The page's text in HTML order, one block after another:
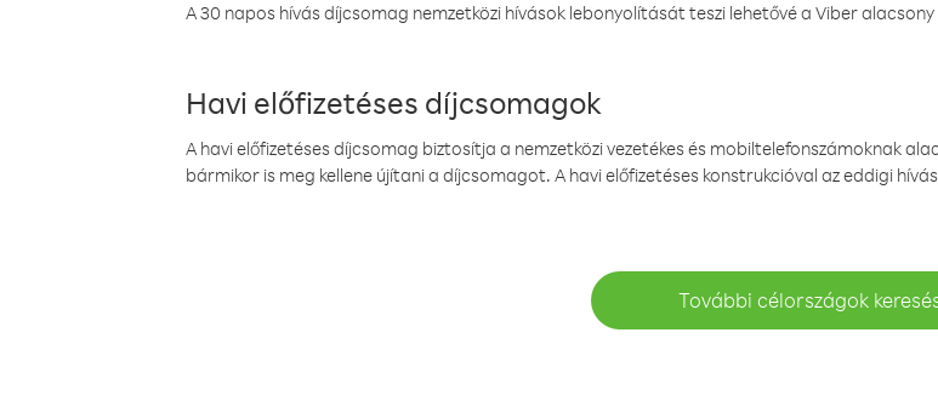
A 30 napos hívás díjcsomag nemzetközi hívások lebonyolítását teszi lehetővé a Viber
Havi előfizetéses díjcsomagok
A havi előfizetéses díjcsomag biztosítja a nemzetközi vezetékes és mobiltelefonszámoknak
bármikor is meg kellene újítani a díjcsomagot. A havi előfizetéses konstrukcióval az eddigi
További célországok